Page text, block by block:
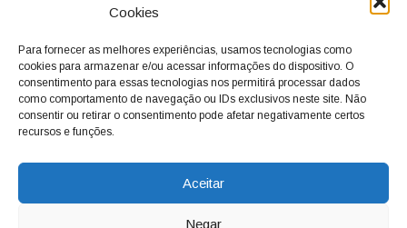
Cookies
Para fornecer as melhores experiências, usamos tecnologias como
cookies para armazenar e/ou acessar informações do dispositivo. O
consentimento para essas tecnologias nos permitirá processar dados
como comportamento de navegação ou IDs exclusivos neste site. Não
consentir ou retirar o consentimento pode afetar negativamente certos
recursos e funções.
Aceitar
Negar
dois jornais. Há mais de 30 anos, o jornal continua
com o foco de trazer as melhores notícias. Nunca
deixamos de lado as necessidades do cidadão, sempre
questionando os órgãos públicos em busca de melhorias
para a cidade e sempre cobrando resoluções para casos
adm@jtv.com.br (19) 3929-6225